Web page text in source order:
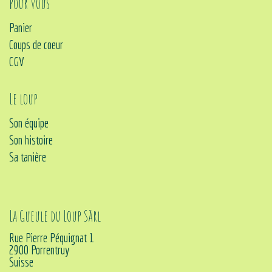
Panier
Coups de coeur
CGV
Le loup
Son équipe
Son histoire
Sa tanière
La Gueule du Loup Sàrl
Rue Pierre Péquignat 1
2900 Porrentruy
Suisse